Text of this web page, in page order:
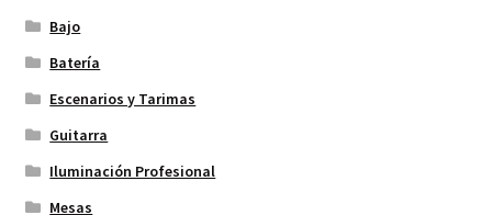
Bajo
Batería
Escenarios y Tarimas
Guitarra
Iluminación Profesional
Mesas